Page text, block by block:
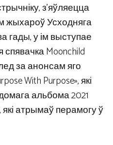
з’яўляецца
жыхароў Усходняга
гады, у ім выступае
Moonchild
за анонсам яго
With Purpose», які
альбома 2021
які атрымаў перамогу ў